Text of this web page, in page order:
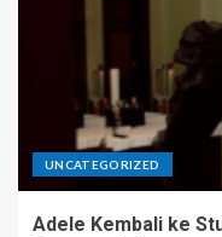
UNCATEGORIZED
Adele Kembali ke